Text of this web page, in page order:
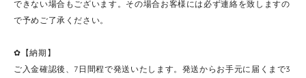
できない場合もございます。その場合お客様には必ず連絡を致しますの
で予めご了承ください。
✿【納期】
ご入金確認後、7日間程で発送いたします。発送からお手元に届くまで3